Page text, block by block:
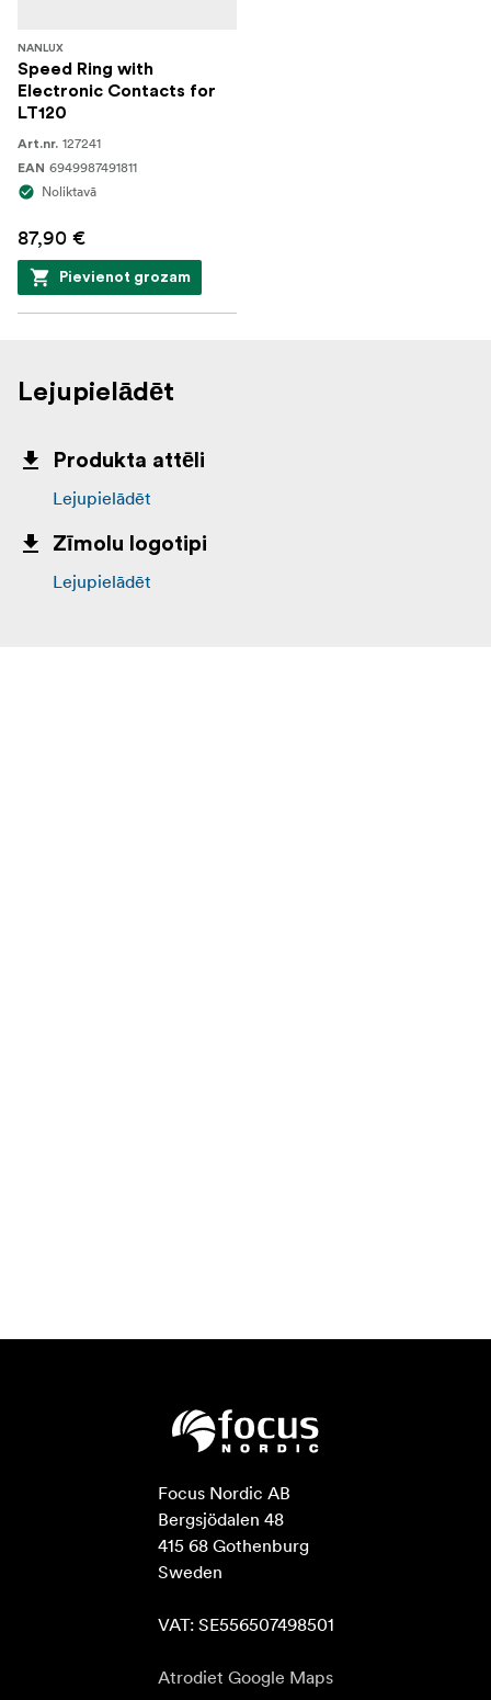
NANLUX
Speed Ring with
Electronic Contacts for
LT120
Art.nr. 127241
EAN 6949987491811
Noliktavā
87,90 €
Pievienot grozam
Lejupielādēt
Produkta attēli
Lejupielādēt
Zīmolu logotipi
Lejupielādēt
Focus Nordic AB
Bergsjödalen 48
415 68 Gothenburg
Sweden
VAT: SE556507498501
Atrodiet Google Maps